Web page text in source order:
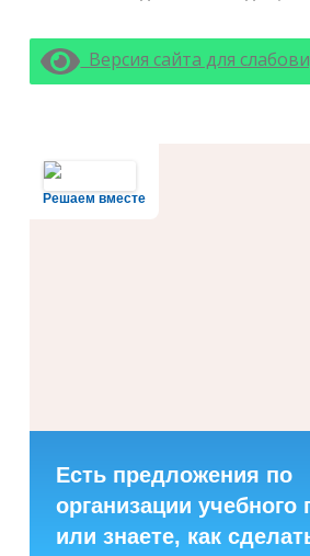
Версия сайта для
Решаем вместе
Есть предложения по
организации учебного
или знаете, как